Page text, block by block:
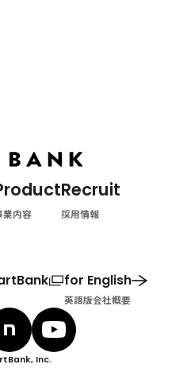
業内容
Recruit
採用情報
for English
英語版会社概要
Inc.